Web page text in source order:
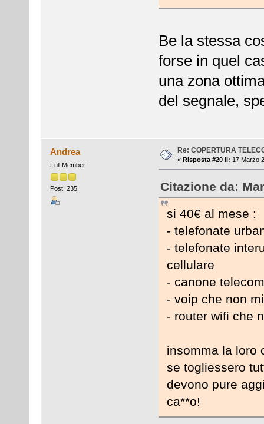
Be la stessa
forse in quel
una zona
del segnale,
Andrea
Full Member
Post: 235
Re: COPERTURA
« Risposta #20 il: 17 Marzo
Citazione da:
si 40€ al mese :
- telefonate
- telefonate
cellulare
- canone
- voip che non
- router wifi che
insomma la loro
se togliessero
devono pure
ca**o!